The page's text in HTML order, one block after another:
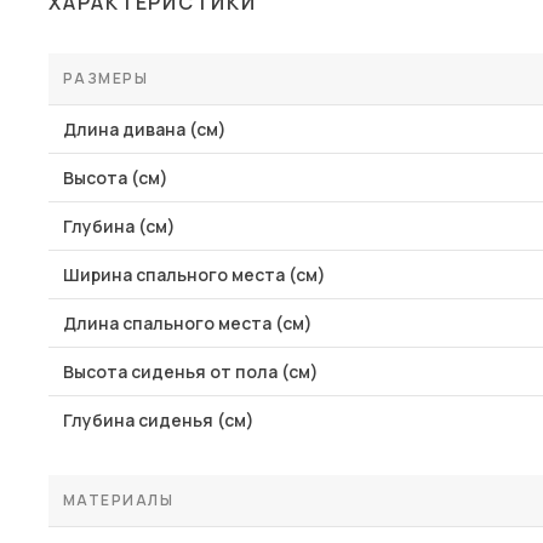
Шкафы и стеллажи
Комоды и тумбы
Вешалки и обувницы
Гарнитуры
РАЗМЕРЫ
Длина дивана (см)
Высота (см)
Глубина (см)
Ширина спального места (см)
Длина спального места (см)
Высота сиденья от пола (см)
Глубина сиденья (см)
МАТЕРИАЛЫ